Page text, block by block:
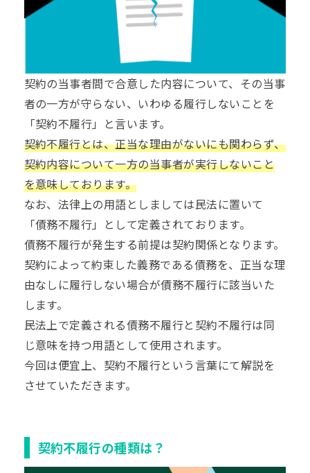
契約の当事者間で合意した内容について、その当事
者の一方が守らない、いわゆる履行しないことを
「契約不履行」と言います。
契約不履行とは、正当な理由がないにも関わらず、
契約内容について一方の当事者が実行しないこと
を意味しております。
なお、法律上の用語としましては民法に置いて
「債務不履行」として定義されております。
債務不履行が発生する前提は契約関係となります。
契約によって約束した義務である債務を、正当な理
由なしに履行しない場合が債務不履行に該当いた
します。
民法上で定義される債務不履行と契約不履行は同
じ意味を持つ用語として使用されます。
今回は便宜上、契約不履行という言葉にて解説を
させていただきます。
契約不履行の種類は？